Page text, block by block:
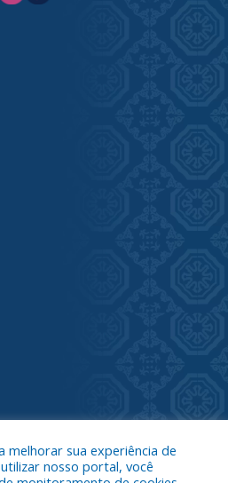
melhorar sua experiência de
nosso portal, você